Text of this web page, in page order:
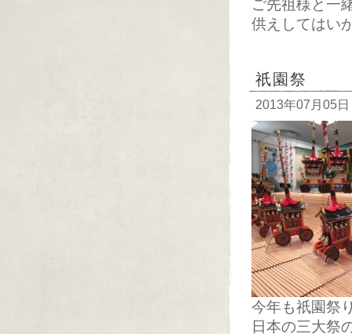
ご先祖様と一
供えしてはい
祇園祭
2013年07月05日
今年も祇園祭
日本の三大祭